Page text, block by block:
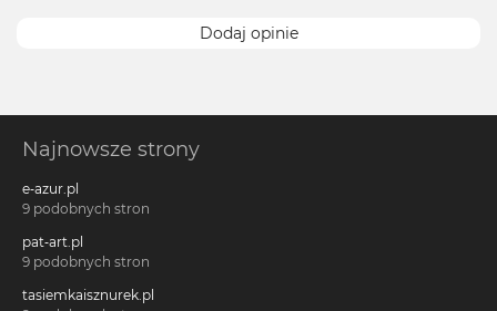
Dodaj opinie
Najnowsze strony
e-azur.pl
9 podobnych stron
pat-art.pl
9 podobnych stron
tasiemkaisznurek.pl